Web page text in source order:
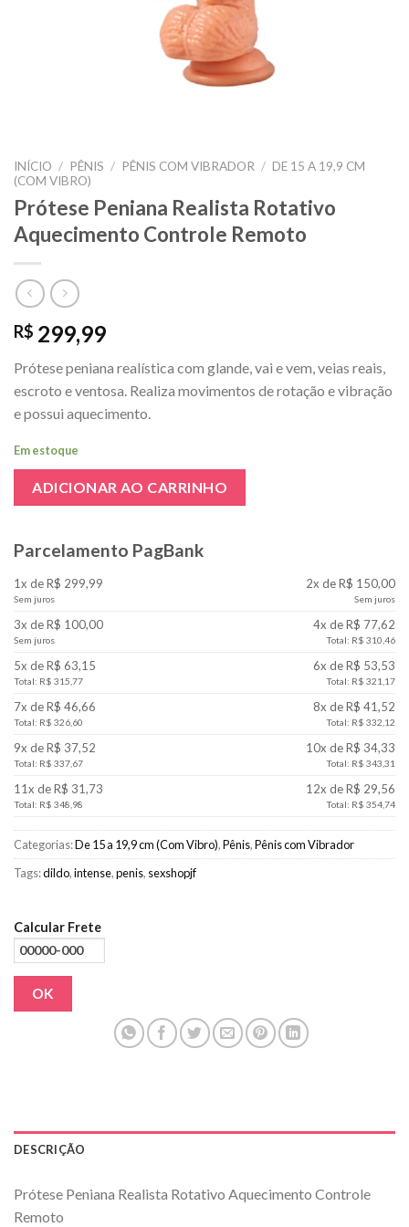
INÍCIO / PÊNIS / PÊNIS COM VIBRADOR / DE 15 A 19,9 CM
(COM VIBRO)
Prótese Peniana Realista Rotativo
Aquecimento Controle Remoto
R$ 299,99
Prótese peniana realística com glande, vai e vem, veias reais,
escroto e ventosa. Realiza movimentos de rotação e vibração
e possui aquecimento.
Em estoque
ADICIONAR AO CARRINHO
Parcelamento PagBank
1x de R$ 299,99
Sem juros
2x de R$ 150,00
Sem juros
3x de R$ 100,00
Sem juros
4x de R$ 77,62
Total: R$ 310,46
5x de R$ 63,15
Total: R$ 315,77
6x de R$ 53,53
Total: R$ 321,17
7x de R$ 46,66
Total: R$ 326,60
8x de R$ 41,52
Total: R$ 332,12
9x de R$ 37,52
Total: R$ 337,67
10x de R$ 34,33
Total: R$ 343,31
11x de R$ 31,73
Total: R$ 348,98
12x de R$ 29,56
Total: R$ 354,74
Categorias:De 15 a 19,9 cm (Com Vibro),Pênis,Pênis com Vibrador
Tags:dildo,intense,penis, sexshopjf
Calcular Frete
OK
DESCRIÇÃO
Prótese Peniana Realista Rotativo Aquecimento Controle
Remoto